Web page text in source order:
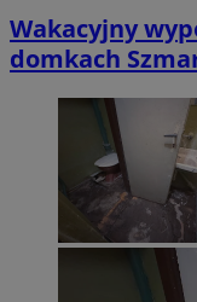
Wakacyjny
domkach